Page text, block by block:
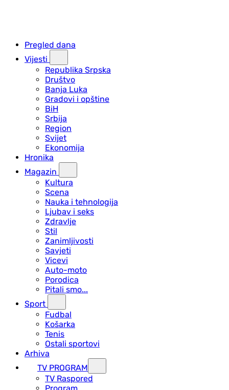
Pregled dana
Vijesti
Republika Srpska
Društvo
Banja Luka
Gradovi i opštine
BiH
Srbija
Region
Svijet
Ekonomija
Hronika
Magazin
Kultura
Scena
Nauka i tehnologija
Ljubav i seks
Zdravlje
Stil
Zanimljivosti
Savjeti
Vicevi
Auto-moto
Porodica
Pitali smo...
Sport
Fudbal
Košarka
Tenis
Ostali sportovi
Arhiva
TV PROGRAM
ТV Raspored